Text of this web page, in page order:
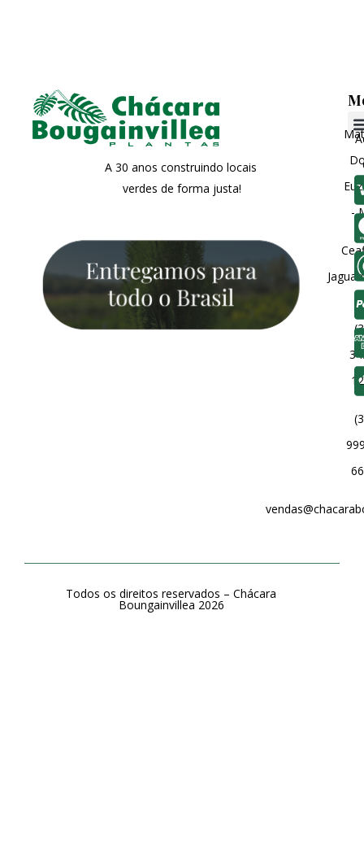
A 30 anos construindo locais
verdes de forma justa!
-
Todos os direitos reservados –Chácara
Boungainvillea 2026